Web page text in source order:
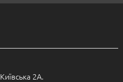
2А.